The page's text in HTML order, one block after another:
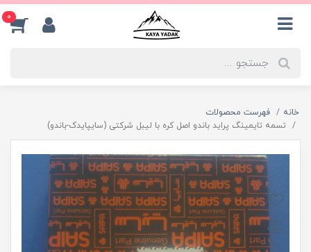
0
خانه
فهرست محصولات
تسمه تایمینگ پراید باندو اصل کره با لیبل شرکتی (سایپایدک-باندو)